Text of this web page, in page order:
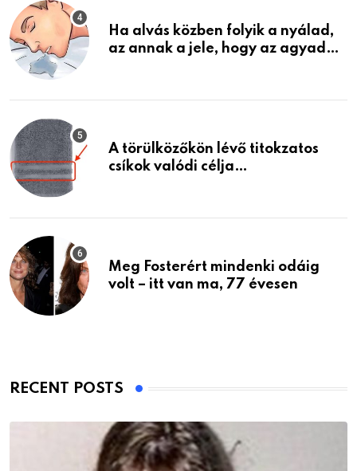
Ha alvás közben folyik a nyálad,
az annak a jele, hogy az agyad…
A törülközőkön lévő titokzatos
csíkok valódi célja…
Meg Fosterért mindenki odáig
volt – itt van ma, 77 évesen
RECENT POSTS